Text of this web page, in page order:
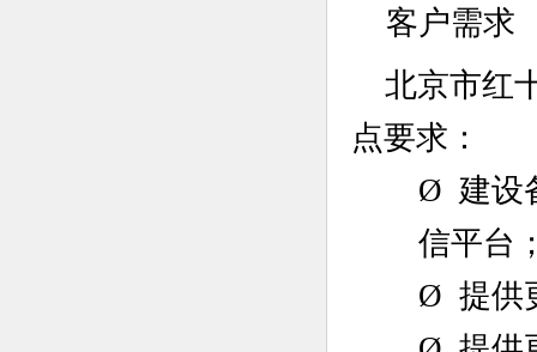
客户需求
北京市红
点要求：
Ø 建设
信平台
Ø 提供